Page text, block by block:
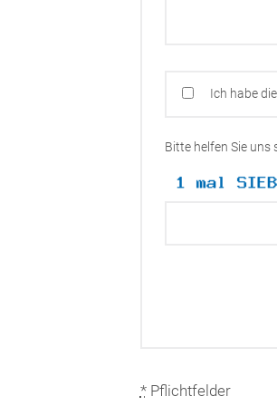
Ich habe die
Bitte helfen Sie uns
*Pflichtfelder